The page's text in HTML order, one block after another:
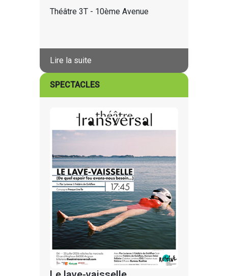
Théâtre 3T - 10ème Avenue
Lire la suite
SPECTACLES